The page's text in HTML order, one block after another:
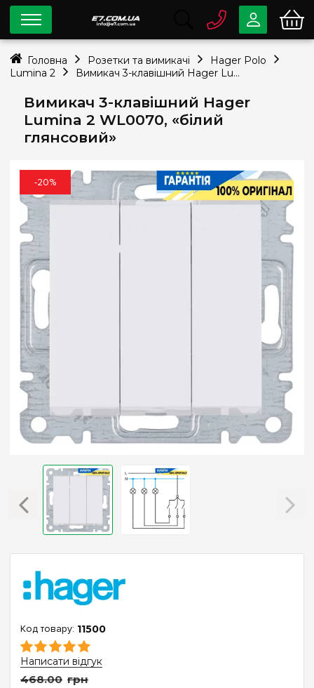
Вимикач 3-клавішний Hager
Lumina 2 WL0070, «білий
глянсовий»
-20%
11500
Написати відгук
468.00 грн
0 80033-63-07
Безкоштовно
info@e7.com.ua
044334-79-78
Viber Telegram
Головна Розетки та вимикачі
Hager Polo
Lumina 2
Вимикач 3-клавішний Hager Lumina 2 WL0070, «білий глянсовий»